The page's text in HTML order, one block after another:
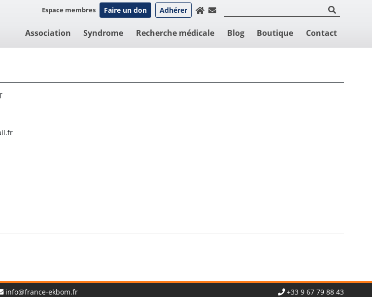
Espace membres Faire un don Adhérer
Association Syndrome Recherche médicale Blog Boutique Contact
info@france-ekbom.fr +33 9 67 79 88 43